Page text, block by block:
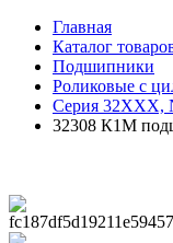
Главная
Каталог
Подшипники
Роликовые с
Серия 32ХХХ,
32308 К1M